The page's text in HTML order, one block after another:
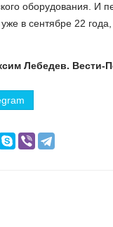
оборудования. И
в сентябре 22 года,
Лебедев. Вести-